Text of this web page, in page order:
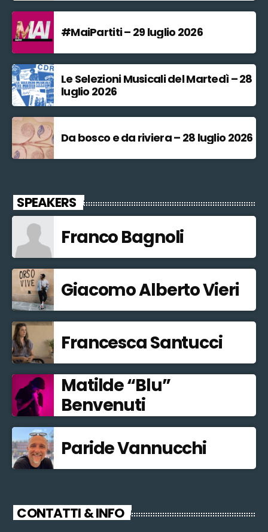
#MaiPartiti – 29 luglio 2026
Le Selezioni Musicali del Martedì – 28
luglio 2026
Da bosco e da riviera – 28 luglio 2026
SPEAKERS
Franco Bagnoli
Giacomo Alberto Vieri
Francesca Santucci
Matilde “Blu”
Benvenuti
Paride Vannucchi
CONTATTI & INFO